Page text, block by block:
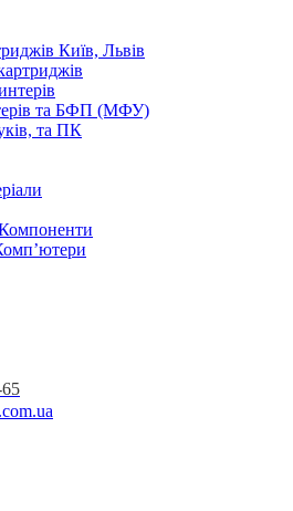
Київ, Львів
та БФП (МФУ)
та ПК